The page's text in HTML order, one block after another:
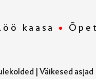
kaasa
|Väikesed asjad